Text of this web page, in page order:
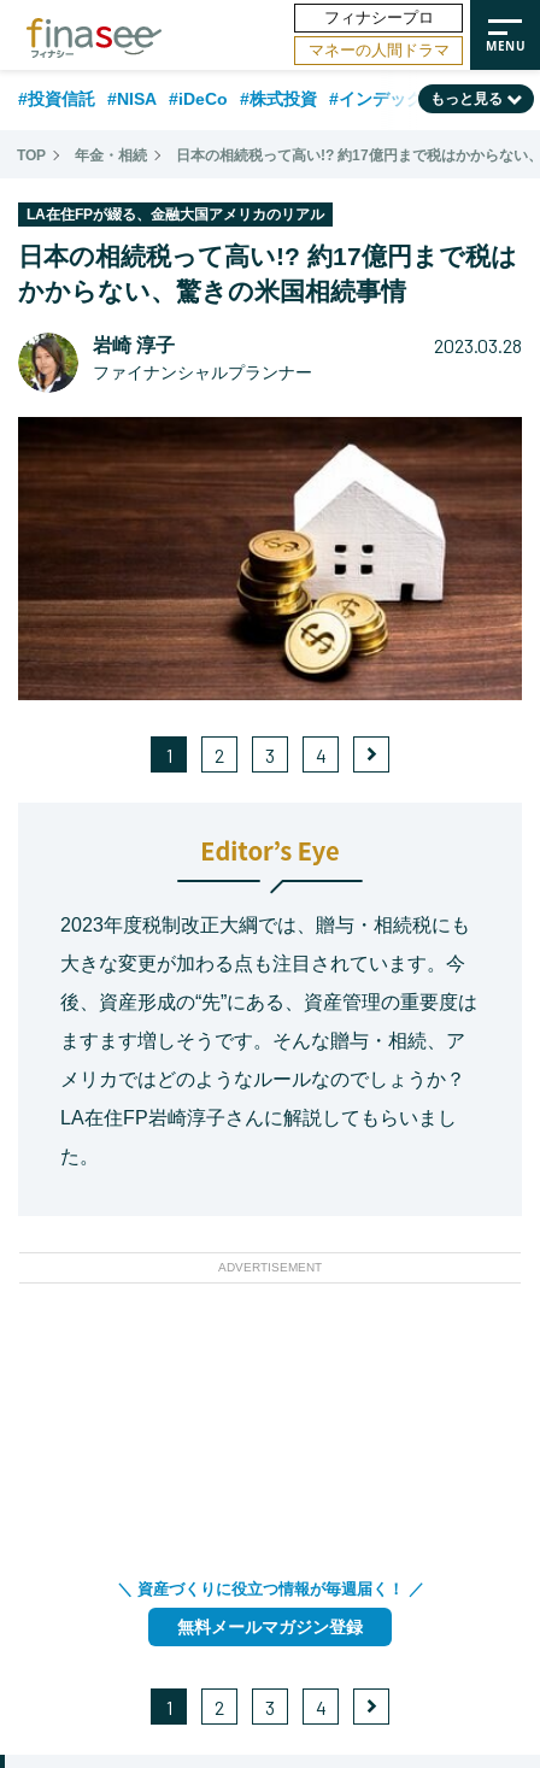
フィナシープロ
マネーの人間ドラマ
#投資信託 #NISA #iDeCo #株式投資 #インデックスファンド
#相談事例 #相続・贈与 #FP #新NISA #ランキング #日本株
#フィナンシャル・ウェルビーイング #老後 #金融用語解説
#データ・調査 #資産運用業界 #海外事情 #国内株式型
もっと見る
TOP 年金・相続 日本の相続税って高い!? 約17億円まで税はかからない
LA在住FPが綴る、金融大国アメリカのリアル
日本の相続税って高い!? 約17億円まで税は
かからない、驚きの米国相続事情
岩崎 淳子
ファイナンシャルプランナー
2023.03.28
1 2 3 4
2023年度税制改正大綱では、贈与・相続税にも
大きな変更が加わる点も注目されています。今
後、資産形成の“先”にある、資産管理の重要度は
ますます増しそうです。そんな贈与・相続、ア
メリカではどのようなルールなのでしょうか？
LA在住FP岩崎淳子さんに解説してもらいまし
た。
ADVERTISEMENT
＼ 資産づくりに役立つ情報が毎週届く！ ／
無料メールマガジン登録
1 2 3 4